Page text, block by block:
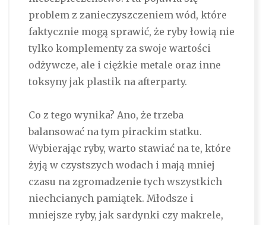
problem z zanieczyszczeniem wód, które
faktycznie mogą sprawić, że ryby łowią nie
tylko komplementy za swoje wartości
odżywcze, ale i ciężkie metale oraz inne
toksyny jak plastik na afterparty.
Co z tego wynika? Ano, że trzeba
balansować na tym pirackim statku.
Wybierając ryby, warto stawiać na te, które
żyją w czystszych wodach i mają mniej
czasu na zgromadzenie tych wszystkich
niechcianych pamiątek. Młodsze i
mniejsze ryby, jak sardynki czy makrele,